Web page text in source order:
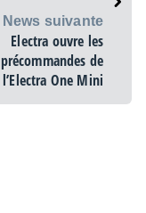
News suivante
Electra ouvre les
précommandes de
l’Electra One Mini